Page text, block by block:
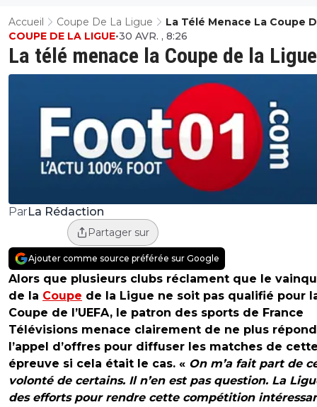
Accueil Coupe De La Ligue
La Télé Menace La Coupe
Ligue
La télé menace la Coupe de la Ligue
COUPE DE LA LIGUE•30 AVR. , 8:26
ParLa Rédaction
Partager sur
Ajouter comme source préférée sur Google
Alors que plusieurs clubs réclament que le
de la Coupe de la Ligue ne soit pas qualifié pour
Coupe de l’UEFA, le patron des sports de France
Télévisions menace clairement de ne plus
l’appel d’offres pour diffuser les matches de
épreuve si cela était le cas. « On m’a fait part de
volonté de certains. Il n’en est pas question. La
des efforts pour rendre cette compétition